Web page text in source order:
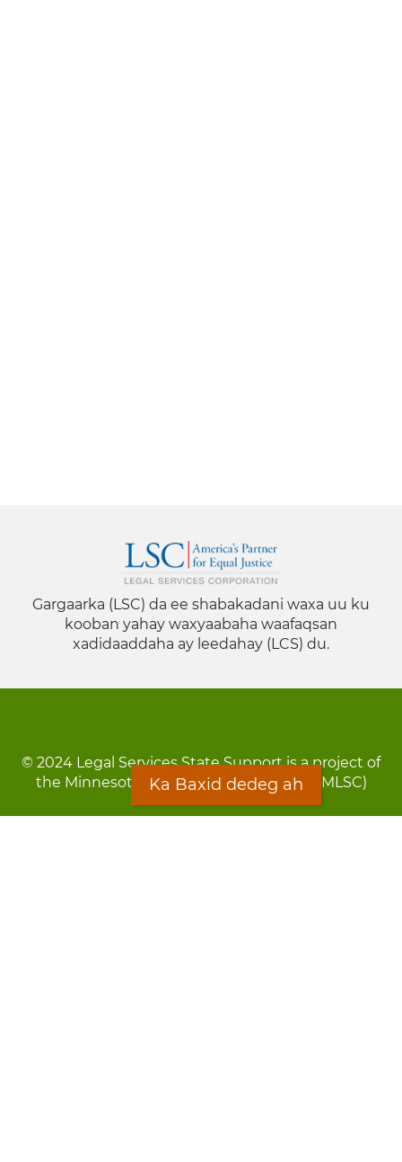
Gargaarka (LSC) da ee shabakadani waxa uu ku
kooban yahay waxyaabaha waafaqsan
xadidaaddaha ay leedahay (LCS) du.
© 2024 Legal Services State Support is a project of
the Minnesota Legal Services Coalition (MLSC)
Ka Baxid dedeg ah